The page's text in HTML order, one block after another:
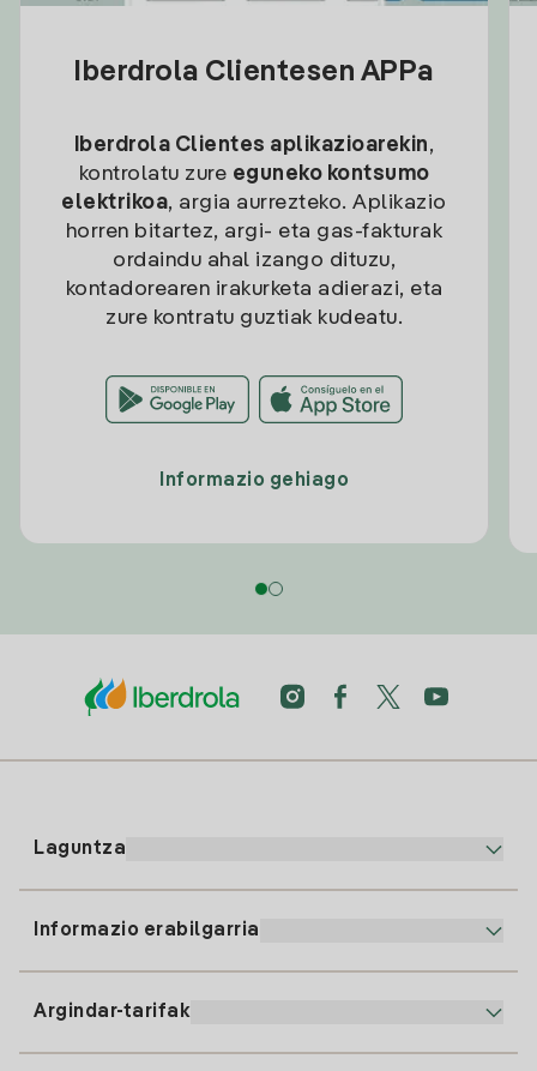
Iberdrola Clientesen APPa
Iberdrola Clientes aplikazioarekin,
kontrolatu zure eguneko kontsumo
elektrikoa, argia aurrezteko. Aplikazio
horren bitartez, argi- eta gas-fakturak
ordaindu ahal izango dituzu,
kontadorearen irakurketa adierazi, eta
zure kontratu guztiak kudeatu.
Informazio gehiago
Laguntza
Informazio erabilgarria
Argindar-tarifak